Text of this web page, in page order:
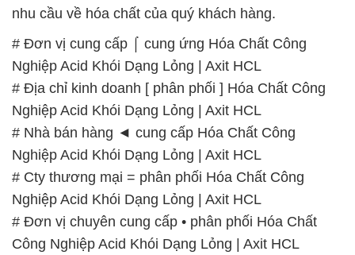
nhu cầu về hóa chất của quý khách hàng.
# Đơn vị cung cấp ⌠ cung ứng Hóa Chất Công
Nghiệp Acid Khói Dạng Lỏng | Axit HCL
# Địa chỉ kinh doanh [ phân phối ] Hóa Chất Công
Nghiệp Acid Khói Dạng Lỏng | Axit HCL
# Nhà bán hàng ◄ cung cấp Hóa Chất Công
Nghiệp Acid Khói Dạng Lỏng | Axit HCL
# Cty thương mại = phân phối Hóa Chất Công
Nghiệp Acid Khói Dạng Lỏng | Axit HCL
# Đơn vị chuyên cung cấp • phân phối Hóa Chất
Công Nghiệp Acid Khói Dạng Lỏng | Axit HCL